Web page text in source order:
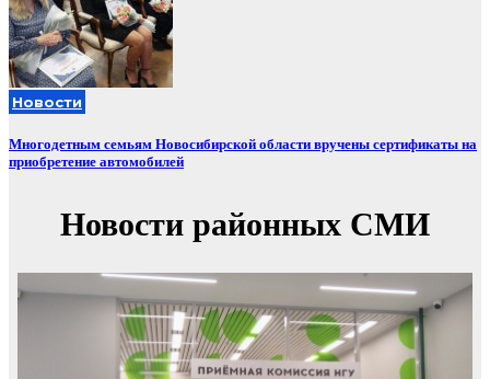
Новости
Многодетным семьям Новосибирской области вручены сертификаты на
приобретение автомобилей